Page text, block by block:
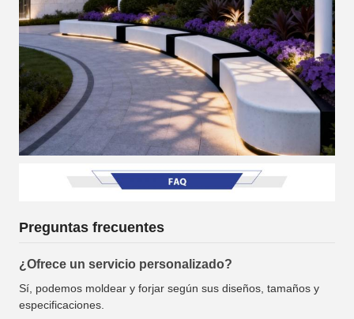
Preguntas frecuentes
¿Ofrece un servicio personalizado?
Sí, podemos moldear y forjar según sus diseños, tamaños y
especificaciones.